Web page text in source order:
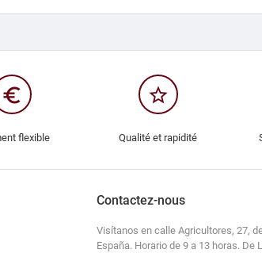
euro_symbol
flexible
star_border
Qualité et rapidité
Contactez-nous
Visítanos en calle Agricultores, 27,
España. Horario de 9 a 13 horas. De